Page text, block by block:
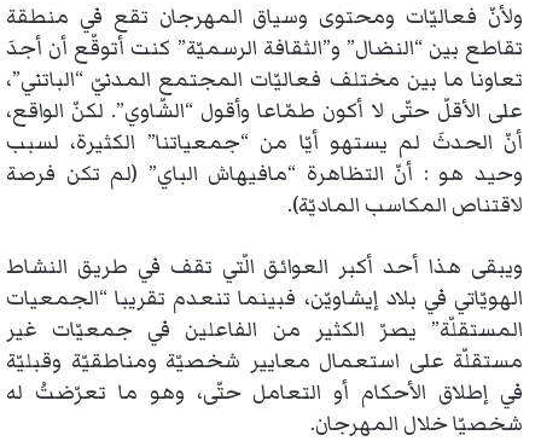
ولأنّ فعاليّات ومحتوى وسياق المهرجان تقع في منطقة
تقاطع بين “النضال” و”الثقافة الرسميّة” كنت أتوقّع أن أجدَ
تعاونا ما بين مختلف فعاليّات المجتمع المدنيّ “الباتني”،
على الأقلّ حتّى لا أكون طمّاعا وأقول “الشّاوي”. لكنّ الواقع،
أنّ الحدثَ لم يستهو أيّا من “جمعياتنا” الكثيرة، لسبب
وحيد هو : أنّ التظاهرة “مافيهاش الباي” (لم تكن فرصة
لاقتناص المكاسب الماديّة).
ويبقى هذا أحد أكبر العوائق الّتي تقف في طريق النشاط
الهويّاتي في بلاد إيشاويّن، فبينما تنعدم تقريبا “الجمعيات
المستقلّة” يصرّ الكثير من الفاعلين في جمعيّات غير
مستقلّة على استعمال معايير شخصيّة ومناطقيّة وقبليّة
في إطلاق الأحكام أو التعامل حتّى، وهو ما تعرّضتُ له
شخصيّا خلال المهرجان.